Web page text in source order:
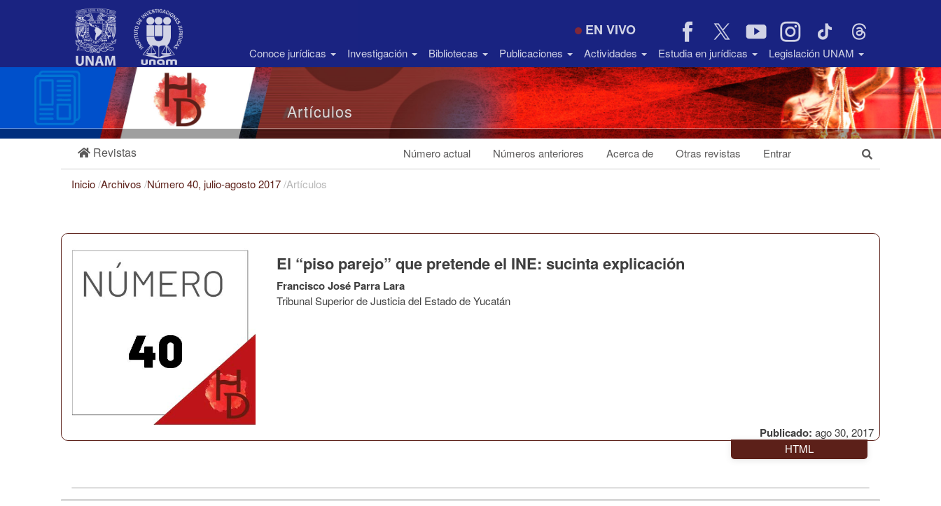
Barra
EN VIVO
Conoce jurídicas Investigación Bibliotecas Publicaciones Actividades Estudia en jurídicas Legislación UNAM
Artículos
Revistas Número actual Números anteriores Acerca de Otras revistas Entrar
Inicio/Archivos /Número 40, julio-agosto 2017/Artículos
Publicado: ago 30, 2017
El “piso parejo” que pretende el INE: sucinta explicación
Francisco José Parra Lara
Tribunal Superior de Justicia del Estado de Yucatán
HTML